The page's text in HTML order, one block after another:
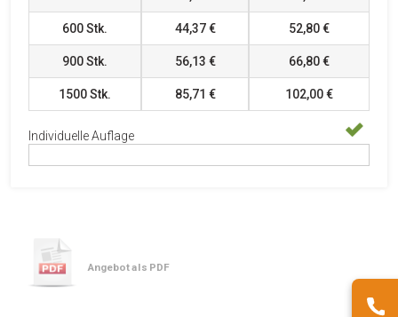
600Stk. 44,37 € 52,80 €
900Stk. 56,13 € 66,80 €
1500Stk. 85,71 € 102,00 €
Individuelle Auflage
Angebot als PDF